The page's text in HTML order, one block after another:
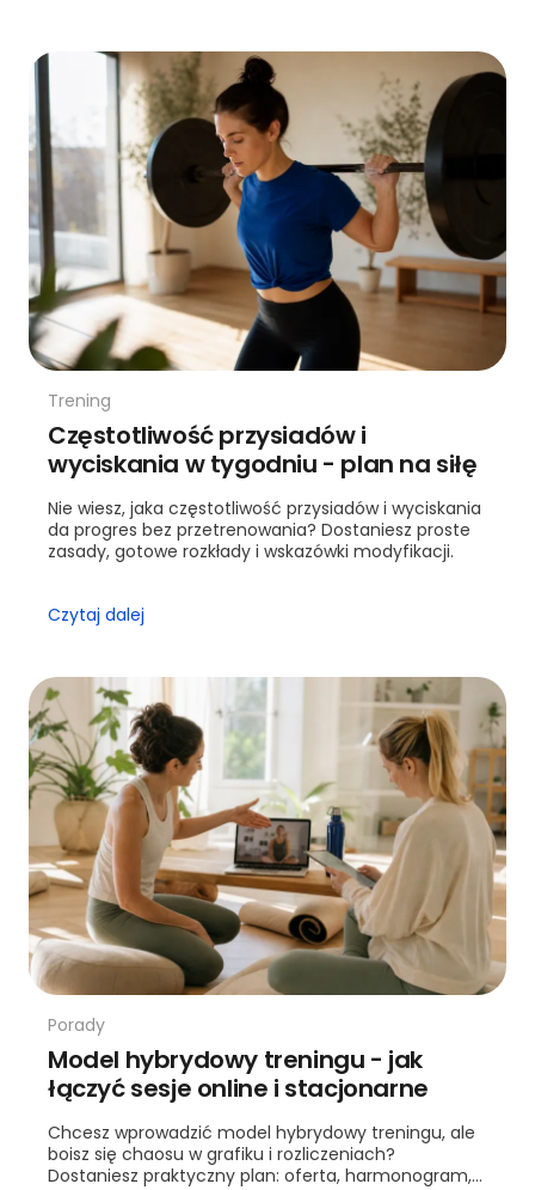
Trening
Częstotliwość przysiadów i
wyciskania w tygodniu - plan na siłę
Nie wiesz, jaka częstotliwość przysiadów i wyciskania
da progres bez przetrenowania? Dostaniesz proste
zasady, gotowe rozkłady i wskazówki modyfikacji.
Czytaj dalej
Porady
Model hybrydowy treningu - jak
łączyć sesje online i stacjonarne
Chcesz wprowadzić model hybrydowy treningu, ale
boisz się chaosu w grafiku i rozliczeniach?
Dostaniesz praktyczny plan: oferta, harmonogram,